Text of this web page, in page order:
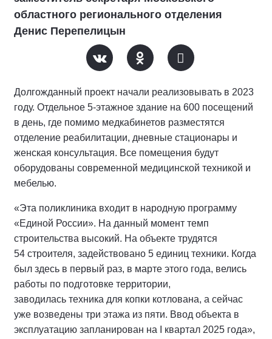
областного регионального отделения
Денис Перепелицын
Долгожданный проект начали реализовывать в 2023
году. Отдельное 5-этажное здание на 600 посещений
в день, где помимо медкабинетов разместятся
отделение реабилитации, дневные стационары и
женская консультация. Все помещения будут
оборудованы современной медицинской техникой и
мебелью.
«Эта поликлиника входит в народную программу
«Единой России». На данный момент темп
строительства высокий. На объекте трудятся
54 строителя, задействовано 5 единиц техники. Когда
был здесь в первый раз, в марте этого года, велись
работы по подготовке территории,
заводилась техника для копки котлована, а сейчас
уже возведены три этажа из пяти. Ввод объекта в
эксплуатацию запланирован на I квартал 2025 года»,